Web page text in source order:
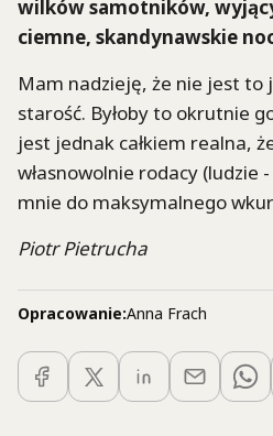
wilków samotników,
ciemne, skandynawskie
Mam nadzieję, że nie jest
starość. Byłoby to okrutnie
jest jednak całkiem realna,
własnowolnie rodacy (ludzie
mnie do maksymalnego
Piotr Pietrucha
Opracowanie:Anna Frach